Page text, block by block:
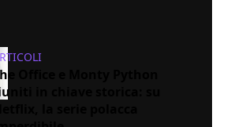
Office e Monty Python
in chiave storica: su